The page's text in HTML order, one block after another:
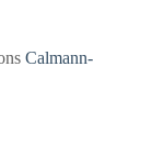
Calmann-